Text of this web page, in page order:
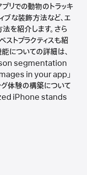
リでの動物のトラッキ
ブな装飾方法など、エ
を紹介します。さら
トプラクティスも紹
についての詳細は、
segmentation
in your app」
グ体験の構築について
iPhone stands